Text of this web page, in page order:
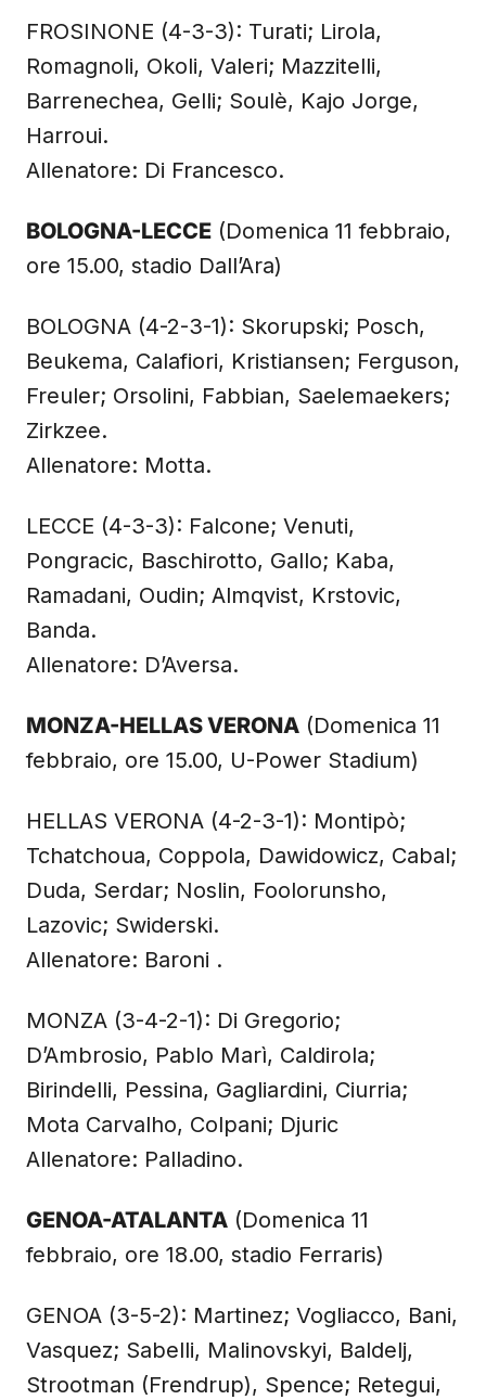
FROSINONE (4-3-3): Turati; Lirola,
Romagnoli, Okoli, Valeri; Mazzitelli,
Barrenechea, Gelli; Soulè, Kajo Jorge,
Harroui.
Allenatore: Di Francesco.
BOLOGNA-LECCE (Domenica 11 febbraio,
ore 15.00, stadio Dall’Ara)
BOLOGNA (4-2-3-1): Skorupski; Posch,
Beukema, Calafiori, Kristiansen; Ferguson,
Freuler; Orsolini, Fabbian, Saelemaekers;
Zirkzee.
Allenatore: Motta.
LECCE (4-3-3): Falcone; Venuti,
Pongracic, Baschirotto, Gallo; Kaba,
Ramadani, Oudin; Almqvist, Krstovic,
Banda.
Allenatore: D’Aversa.
MONZA-HELLAS VERONA (Domenica 11
febbraio, ore 15.00, U-Power Stadium)
HELLAS VERONA (4-2-3-1): Montipò;
Tchatchoua, Coppola, Dawidowicz, Cabal;
Duda, Serdar; Noslin, Foolorunsho,
Lazovic; Swiderski.
Allenatore: Baroni .
MONZA (3-4-2-1): Di Gregorio;
D’Ambrosio, Pablo Marì, Caldirola;
Birindelli, Pessina, Gagliardini, Ciurria;
Mota Carvalho, Colpani; Djuric
Allenatore: Palladino.
GENOA-ATALANTA (Domenica 11
febbraio, ore 18.00, stadio Ferraris)
GENOA (3-5-2): Martinez; Vogliacco, Bani,
Vasquez; Sabelli, Malinovskyi, Baldelj,
Strootman (Frendrup), Spence; Retegui,